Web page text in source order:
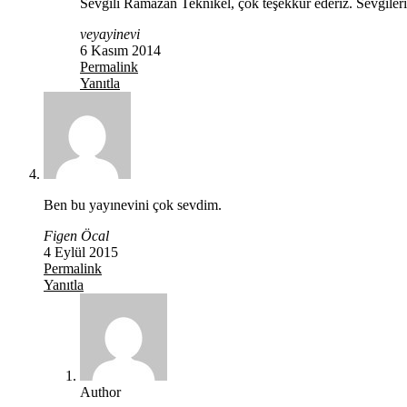
veyayinevi
6 Kasım 2014
Permalink
Yanıtla
Ben bu yayınevini çok sevdim.
Figen Öcal
4 Eylül 2015
Permalink
Yanıtla
Author